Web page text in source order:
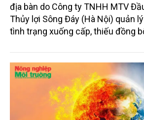
địa bàn do Công ty TNHH MTV
Thủy lợi Sông Đáy (Hà Nội) quản
tình trạng xuống cấp, thiếu đồng
trường ngày càng gia tăng.
tiêu cho hàng chục nghìn héc-ta
đơn vị còn phải giải quyết hàng
hành lang công trình, xử lý tình
thải và từng bước triển khai cơ chế
thoát nước đối với các khu công